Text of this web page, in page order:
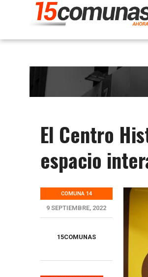
El Centro
espacio
COMUNA 14
9 SEPTIEMBRE, 2022
15COMUNAS